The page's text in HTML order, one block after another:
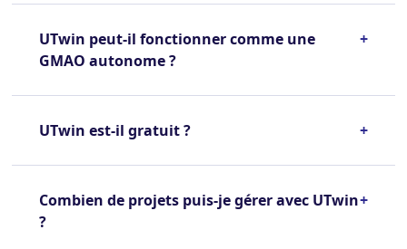
UTwin peut-il fonctionner comme une
GMAO autonome ?
+
UTwin est-il gratuit ? +
Combien de projets puis-je gérer avec UTwin
?
+